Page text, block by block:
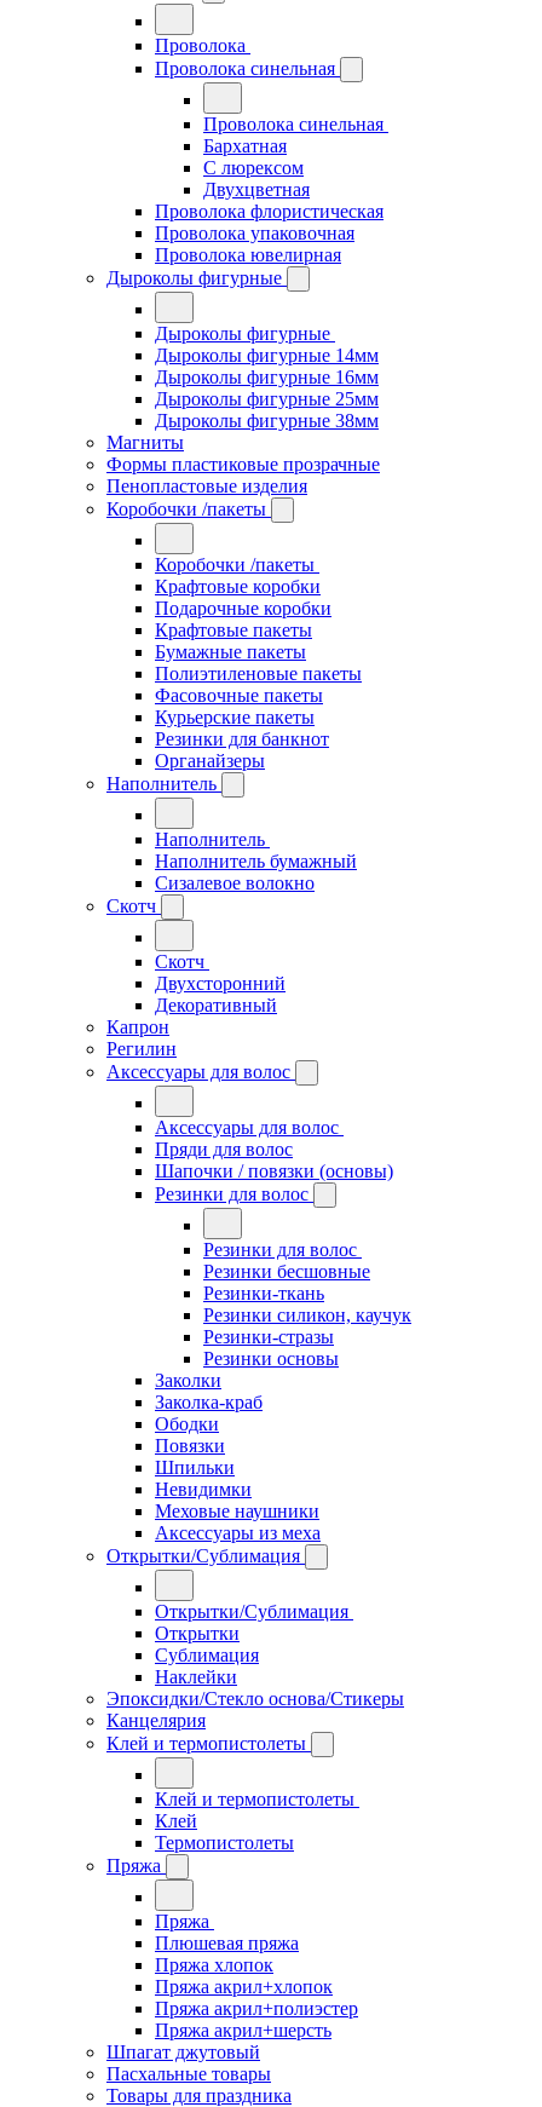
Проволока
Проволока синельная
Проволока синельная
Бархатная
С люрексом
Двухцветная
Проволока флористическая
Проволока упаковочная
Проволока ювелирная
Дыроколы фигурные
Дыроколы фигурные
Дыроколы фигурные 14мм
Дыроколы фигурные 16мм
Дыроколы фигурные 25мм
Дыроколы фигурные 38мм
Магниты
Формы пластиковые прозрачные
Пенопластовые изделия
Коробочки /пакеты
Коробочки /пакеты
Крафтовые коробки
Подарочные коробки
Крафтовые пакеты
Бумажные пакеты
Полиэтиленовые пакеты
Фасовочные пакеты
Курьерские пакеты
Резинки для банкнот
Органайзеры
Наполнитель
Наполнитель
Наполнитель бумажный
Сизалевое волокно
Скотч
Скотч
Двухсторонний
Декоративный
Капрон
Регилин
Аксессуары для волос
Аксессуары для волос
Пряди для волос
Шапочки / повязки (основы)
Резинки для волос
Резинки для волос
Резинки бесшовные
Резинки-ткань
Резинки силикон, каучук
Резинки-стразы
Резинки основы
Заколки
Заколка-краб
Ободки
Повязки
Шпильки
Невидимки
Меховые наушники
Аксессуары из меха
Открытки/Сублимация
Открытки/Сублимация
Открытки
Сублимация
Наклейки
Эпоксидки/Стекло основа/Стикеры
Канцелярия
Клей и термопистолеты
Клей и термопистолеты
Клей
Термопистолеты
Пряжа
Пряжа
Плюшевая пряжа
Пряжа хлопок
Пряжа акрил+хлопок
Пряжа акрил+полиэстер
Пряжа акрил+шерсть
Шпагат джутовый
Пасхальные товары
Товары для праздника